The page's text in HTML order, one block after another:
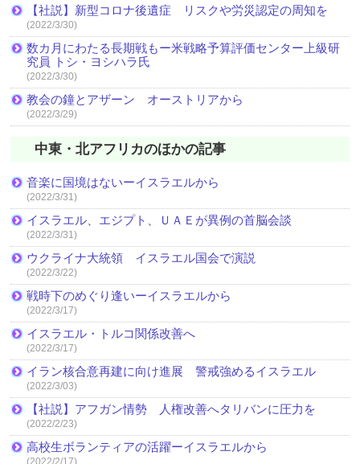
【社説】新型コロナ後遺症 リスクや労災認定の周知を
(2022/3/30)
数カ月にわたる長期戦もー米戦略予算評価センター上級研
究員 トシ・ヨシハラ氏
(2022/3/30)
教会の鐘とアザーン オーストリアから
(2022/3/29)
中東・北アフリカのほかの記事
音楽に国境はないーイスラエルから
(2022/3/31)
イスラエル、エジプト、ＵＡＥが異例の首脳会談
(2022/3/31)
ウクライナ大統領 イスラエル国会で演説
(2022/3/22)
戦時下のめぐり逢いーイスラエルから
(2022/3/17)
イスラエル・トルコ関係改善へ
(2022/3/17)
イラン核合意再建に向け進展 警戒強めるイスラエル
(2022/3/03)
【社説】アフガン情勢 人権改善へタリバンに圧力を
(2022/2/23)
高校生ボランティアの活躍ーイスラエルから